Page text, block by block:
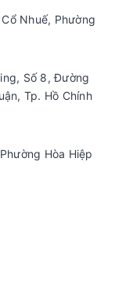
Nhuế, Phường
Số 8, Đường
Tp. Hồ Chính
Hòa Hiệp